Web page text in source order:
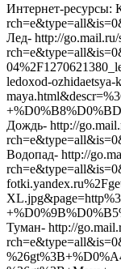
Интернет-ресурсы:
Лед- http://go.mail.ru/
ledoxod-ozhidaetsya-
Дождь- http://
Водопад- http://
Туман- http://